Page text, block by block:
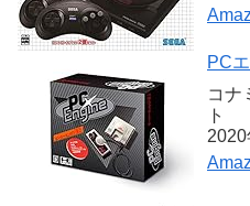
PC
コナ
ト